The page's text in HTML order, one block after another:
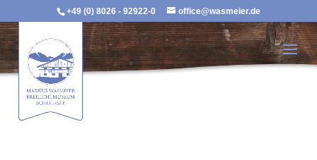
+49 (0) 8026 - 92922-0 office@wasmeier.de